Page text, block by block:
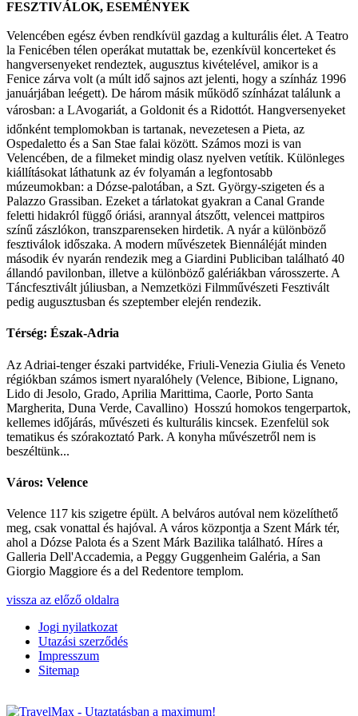
FESZTIVÁLOK, ESEMÉNYEK
Velencében egész évben rendkívül gazdag a kulturális élet. A Teatro
la Fenicében télen operákat mutattak be, ezenkívül koncerteket és
hangversenyeket rendeztek, augusztus kivételével, amikor is a
Fenice zárva volt (a múlt idő sajnos azt jelenti, hogy a színház 1996
januárjában leégett). De három másik működő színházat találunk a
városban: a LAvogariát, a Goldonit és a Ridottót. Hangversenyeket
időnként templomokban is tartanak, nevezetesen a Pieta, az
Ospedaletto és a San Stae falai között. Számos mozi is van
Velencében, de a filmeket mindig olasz nyelven vetítik. Különleges
kiállításokat láthatunk az év folyamán a legfontosabb
múzeumokban: a Dózse-palotában, a Szt. György-szigeten és a
Palazzo Grassiban. Ezeket a tárlatokat gyakran a Canal Grande
feletti hidakról függő óriási, arannyal átszőtt, velencei mattpiros
színű zászlókon, transzparenseken hirdetik. A nyár a különböző
fesztiválok időszaka. A modern művészetek Biennáléját minden
második év nyarán rendezik meg a Giardini Publiciban található 40
állandó pavilonban, illetve a különböző galériákban városszerte. A
Táncfesztivált júliusban, a Nemzetközi Filmművészeti Fesztivált
pedig augusztusban és szeptember elején rendezik.
Térség: Észak-Adria
Az Adriai-tenger északi partvidéke, Friuli-Venezia Giulia és Veneto
régiókban számos ismert nyaralóhely (Velence, Bibione, Lignano,
Lido di Jesolo, Grado, Aprilia Marittima, Caorle, Porto Santa
Margherita, Duna Verde, Cavallino) Hosszú homokos tengerpartok,
kellemes időjárás, művészeti és kulturális kincsek. Ezenfelül sok
tematikus és szórakoztató Park. A konyha művészetről nem is
beszéltünk...
Város: Velence
Velence 117 kis szigetre épült. A belváros autóval nem közelíthető
meg, csak vonattal és hajóval. A város központja a Szent Márk tér,
ahol a Dózse Palota és a Szent Márk Bazilika található. Híres a
Galleria Dell'Accademia, a Peggy Guggenheim Galéria, a San
Giorgio Maggiore és a del Redentore templom.
vissza az előző oldalra
Jogi nyilatkozat
Utazási szerződés
Impresszum
Sitemap